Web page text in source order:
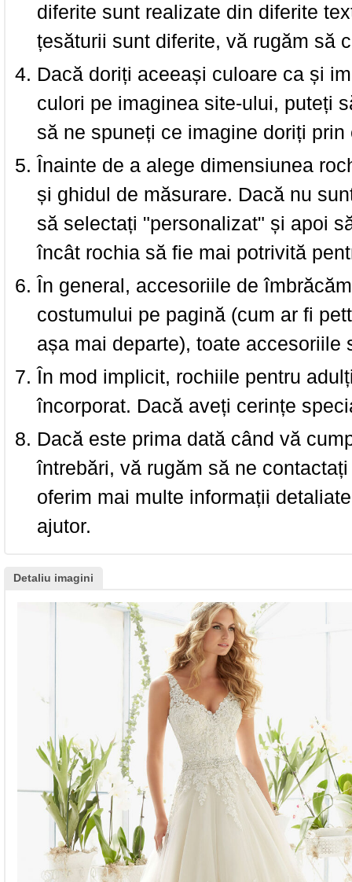
diferite sunt realizate din diferite
țesăturii sunt diferite, vă rugăm să
Dacă doriți aceeași culoare ca și
culori pe imaginea site-ului, puteți
să ne spuneți ce imagine doriți prin
Înainte de a alege dimensiunea
și ghidul de măsurare. Dacă nu
să selectați "personalizat" și apoi
încât rochia să fie mai potrivită
În general, accesoriile de
costumului pe pagină (cum ar fi
așa mai departe), toate accesoriile
În mod implicit, rochiile pentru
încorporat. Dacă aveți cerințe
Dacă este prima dată când vă
întrebări, vă rugăm să ne
oferim mai multe informații
ajutor.
Detaliu imagini